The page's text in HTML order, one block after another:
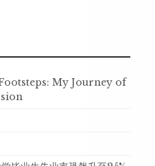
My Journey of